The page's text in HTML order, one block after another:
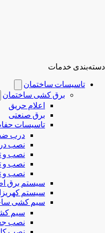
دسته‌بندی خدمات
تاسیسات ساختمان
برق کشی ساختمان
اعلام حریق
برق صنعتی
تاسیسات
درب
نصب
نصب و
نصب و
نصب و
سیستم برق
سیستم
سیم کشی
سیم
نصب